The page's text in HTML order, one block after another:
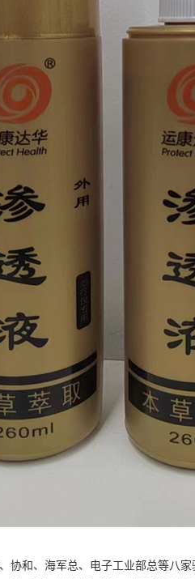
协和、海军总、电子工业部总等八